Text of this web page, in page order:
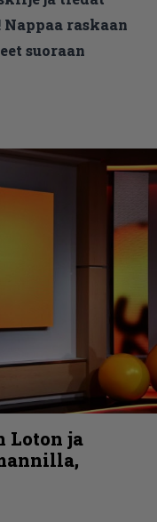
raskaan
suoraan
Loton ja